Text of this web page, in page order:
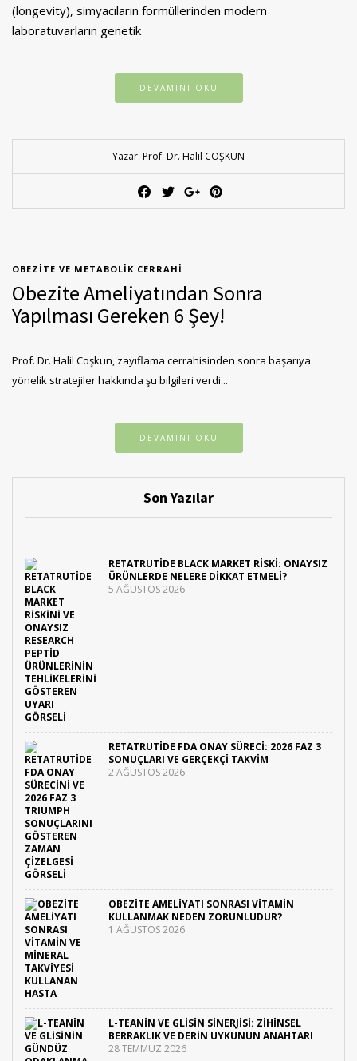
(longevity), simyacıların formüllerinden modern
laboratuvarların genetik
DEVAMINI OKU
Yazar: Prof. Dr. Halil COŞKUN
OBEZITE VE METABOLIK CERRAHI
Obezite Ameliyatından Sonra
Yapılması Gereken 6 Şey!
Prof. Dr. Halil Coşkun, zayıflama cerrahisinden sonra başarıya
yönelik stratejiler hakkında şu bilgileri verdi...
DEVAMINI OKU
Son Yazılar
RETATRUTIDE BLACK MARKET RISKI: ONAYSIZ
ÜRÜNLERDE NELERE DIKKAT ETMELI?
5 AĞUSTOS 2026
RETATRUTIDE FDA ONAY SÜRECI: 2026 FAZ 3
SONUÇLARI VE GERÇEKÇI TAKVIM
2 AĞUSTOS 2026
OBEZITE AMELIYATI SONRASI VITAMIN
KULLANMAK NEDEN ZORUNLUDUR?
1 AĞUSTOS 2026
L-TEANIN VE GLISIN SINERJISI: ZIHINSEL
BERRAKLIK VE DERIN UYKUNUN ANAHTARI
28 TEMMUZ 2026